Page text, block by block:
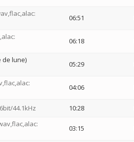
06:51
06:18
de lune)
05:29
04:06
44.1kHz 10:28
03:15